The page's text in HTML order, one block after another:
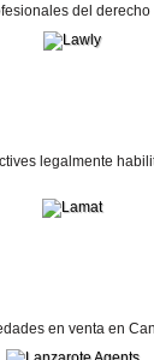
del derecho
legalmente
en venta en